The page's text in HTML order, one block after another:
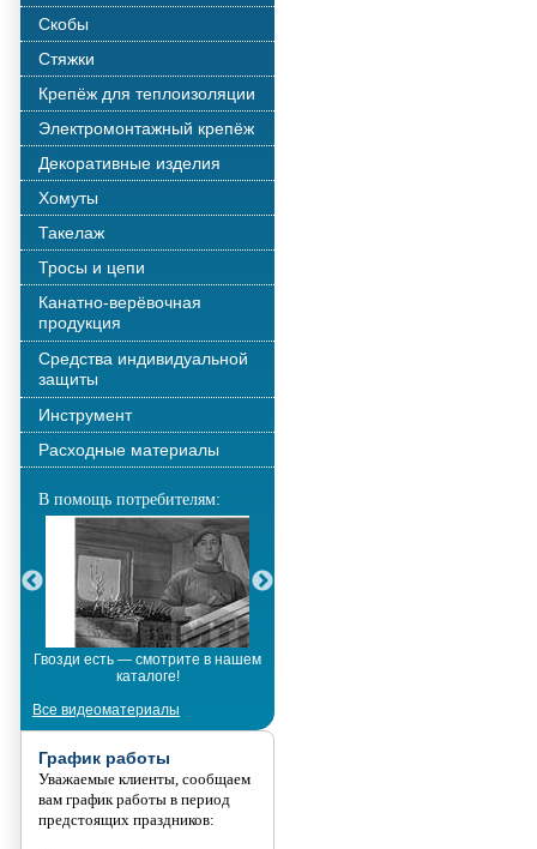
Скобы
Стяжки
Крепёж для теплоизоляции
Электромонтажный крепёж
Декоративные изделия
Хомуты
Такелаж
Тросы и цепи
Канатно-верёвочная
продукция
Средства индивидуальной
защиты
Инструмент
Расходные материалы
В помощь потребителям:
Гвозди есть — смотрите в нашем
каталоге!
Все видеоматериалы
График работы
Уважаемые клиенты, сообщаем
вам график работы в период
предстоящих праздников: